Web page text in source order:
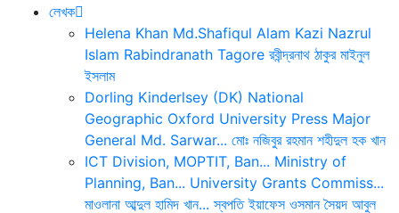
লেখক
Helena Khan Md.Shafiqul Alam Kazi Nazrul
Islam Rabindranath Tagore রবীন্দ্রনাথ ঠাকুর মাইনুল
ইসলাম
Dorling Kinderlsey (DK) National
Geographic Oxford University Press Major
General Md. Sarwar... মোঃ নজিবুর রহমান শহীদুল হক খান
ICT Division, MOPTIT, Ban... Ministry of
Planning, Ban... University Grants Commiss...
মাওলানা আব্দুল হামিদ খান... স্বপতি ইয়াফেস ওসমান সৈয়দ আবুল